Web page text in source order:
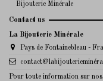
Bijouterie Minérale
Contact us
La Bijouterie Minérale
Pays de Fontainebleau -
Pour toute information sur nos